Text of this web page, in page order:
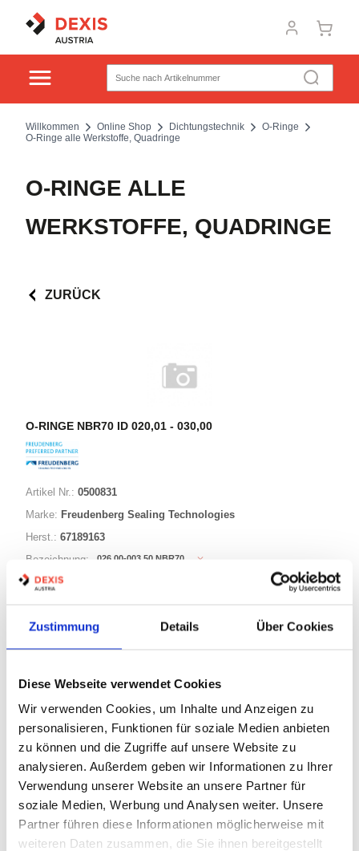
Zustimmung Details Über Cookies
Diese Webseite verwendet Cookies
Wir verwenden Cookies, um Inhalte und Anzeigen zu
personalisieren, Funktionen für soziale Medien anbieten
zu können und die Zugriffe auf unsere Website zu
analysieren. Außerdem geben wir Informationen zu Ihrer
Verwendung unserer Website an unsere Partner für
soziale Medien, Werbung und Analysen weiter. Unsere
Partner führen diese Informationen möglicherweise mit
weiteren Daten zusammen, die Sie ihnen bereitgestellt
Willkommen Online Shop Dichtungstechnik
O-Ringe
O-Ringe alle Werkstoffe, Quadringe
O-RINGE ALLE
WERKSTOFFE, QUADRINGE
ZURÜCK
O-RINGE NBR70 ID 020,01 - 030,00
Artikel Nr.: 0500831
Marke: Freudenberg Sealing Technologies
Herst.: 67189163
Bezeichnung:
026,00-003,50 NBR70
ID: 26,00mm
STK Warenkorb
Auf Lager
Print
PRODUKTBESCHREIBUNG